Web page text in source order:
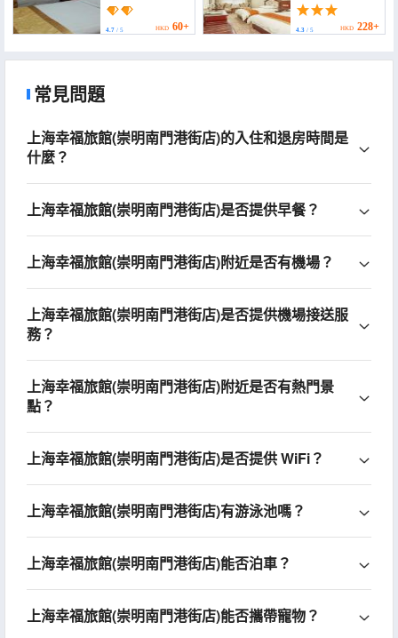
4.7 / 5 HKD 60+ 4.3/ 5 HKD 228+
常見問題
上海幸福旅館(崇明南門港街店)的入住和退房時間是
什麼？
上海幸福旅館(崇明南門港街店)是否提供早餐？
上海幸福旅館(崇明南門港街店)附近是否有機場？
上海幸福旅館(崇明南門港街店)是否提供機場接送服
務？
上海幸福旅館(崇明南門港街店)附近是否有熱門景
點？
上海幸福旅館(崇明南門港街店)是否提供 WiFi？
上海幸福旅館(崇明南門港街店)有游泳池嗎？
上海幸福旅館(崇明南門港街店)能否泊車？
上海幸福旅館(崇明南門港街店)能否攜帶寵物？